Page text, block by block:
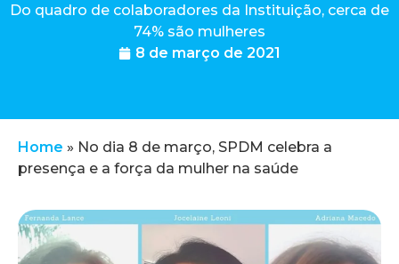
Do quadro de colaboradores da Instituição, cerca de
74% são mulheres
8 de março de 2021
Home » No dia 8 de março, SPDM celebra a
presença e a força da mulher na saúde